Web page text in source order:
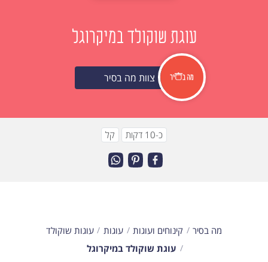
עוגת שוקולד במיקרוגל
צוות מה בסיר
כ-10 דקות קל
מה בסיר קינוחים ועוגות עוגות
עוגות שוקולד
עוגת שוקולד במיקרוגל